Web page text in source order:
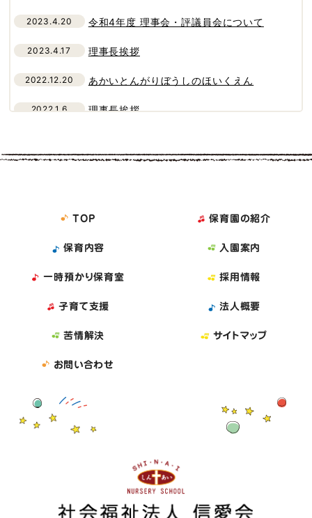
2023.4.20 令和4年度 理事会・評議員会について
2023.4.17 理事長挨拶
2022.12.20 あかいとんがりぼうしのほいくえん
2022.1.6 理事長挨拶
理事長挨拶
2020.3.1 「あかいとんがりぼうしのほいくえん」作成
2018.6.21 平成29年度 理事会について
2017.10.7 平成29年度 第三回理事会開催
2017.10.7
平成29年度 定時評議員会、第二回理事会開
催
2017.3.25 平成28年度 第四回理事会 開催
平成28年度 第二回理事会
2016.6.19 情報公開
TOP 保育園の紹介
保育内容 入園案内
一時預かり保育室 採用情報
子育て支援 法人概要
苦情解決 サイトマップ
お問い合わせ